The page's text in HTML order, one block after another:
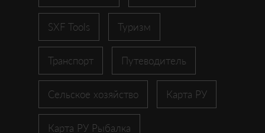
SXF Tools Туризм
Транспорт Путеводитель
Сельское хозяйство Карта РУ
Карта РУ Рыбалка